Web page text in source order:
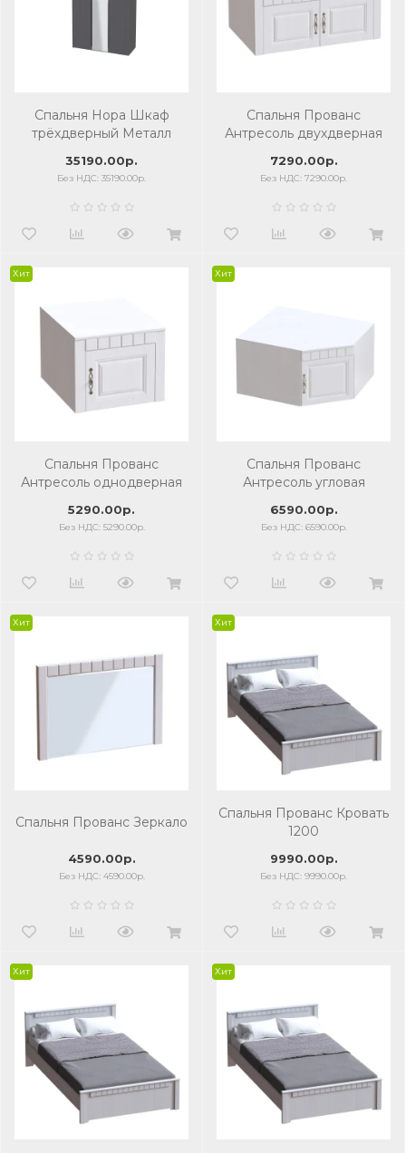
Спальня Нора Шкаф
трёхдверный Металл
35190.00р.
Без НДС: 35190.00р.
Спальня Прованс
Антресоль двухдверная
7290.00р.
Без НДС: 7290.00р.
Хит
Спальня Прованс
Антресоль однодверная
5290.00р.
Без НДС: 5290.00р.
Хит
Спальня Прованс
Антресоль угловая
6590.00р.
Без НДС: 6590.00р.
Хит
Спальня Прованс Зеркало
4590.00р.
Без НДС: 4590.00р.
Хит
Спальня Прованс Кровать
1200
9990.00р.
Без НДС: 9990.00р.
Хит Хит